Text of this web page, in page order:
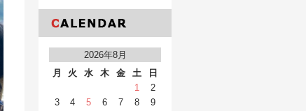
2026年8月
月
火 水 木 金 土 日
1
2
3
4 5 6 7 8
9